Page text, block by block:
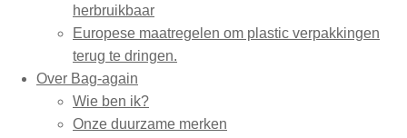
herbruikbaar
Europese maatregelen om plastic verpakkingen
terug te dringen.
Over Bag-again
Wie ben ik?
Onze duurzame merken